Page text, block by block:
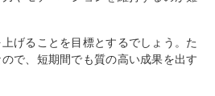
げることを目標とするでしょう。た
で、短期間でも質の高い成果を出す